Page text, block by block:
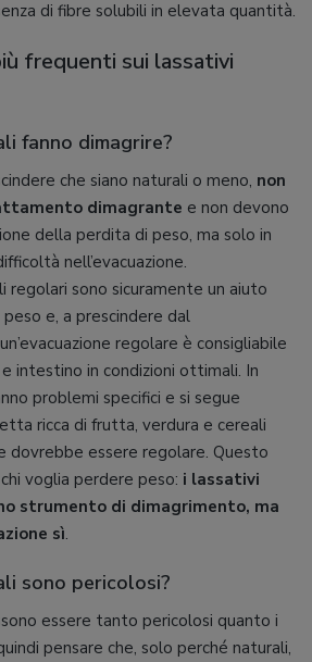
di fibre solubili in elevata quantità.
frequenti sui lassativi
fanno dimagrire?
che siano naturali o meno, non
dimagrante e non devono
della perdita di peso, ma solo in
nell’evacuazione.
regolari sono sicuramente un aiuto
e, a prescindere dal
regolare è consigliabile
intestino in condizioni ottimali. In
problemi specifici e si segue
ricca di frutta, verdura e cereali
dovrebbe essere regolare. Questo
voglia perdere peso: i lassativi
strumento di dimagrimento, ma
sì.
sono pericolosi?
essere tanto pericolosi quanto i
pensare che, solo perché naturali,